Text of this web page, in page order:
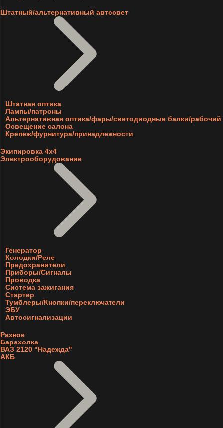
Штатный/альтернативный автосвет
Штатная оптика
Лампы/патроны
Альтернативная оптика/фары/светодиодные балки/рабочий
Освещение салона
Крепеж/фурнитура/принадлежности
Экипировка 4х4
Электрооборудование
Генератор
Колодки/Реле
Предохранители
Приборы/Сигналы
Проводка
Система зажигания
Стартер
Тумблеры/Кнопки/переключатели
ЭБУ
Автосигнализации
Разное
Барахолка
ВАЗ 2120 "Надежда"
АКБ